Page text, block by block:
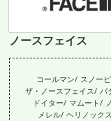
ノースフェイス
コールマン スノー
ザ・ノースフェイス パ
ドイター
マムート
メレル ヘリノックス